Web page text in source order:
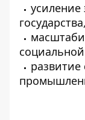
усиление
государства,
развитие